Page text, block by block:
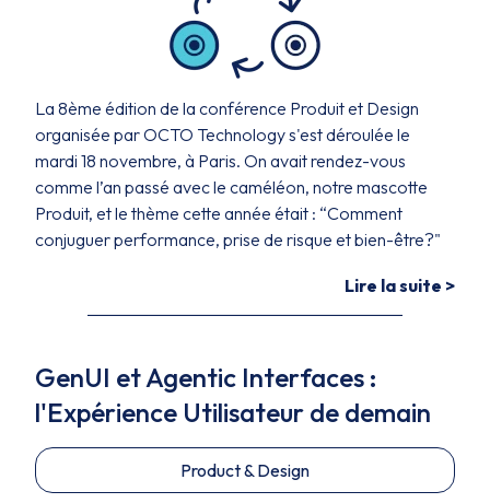
La 8ème édition de la conférence Produit et Design
organisée par OCTO Technology s'est déroulée le
mardi 18 novembre, à Paris. On avait rendez-vous
comme l’an passé avec le caméléon, notre mascotte
Produit, et le thème cette année était : “Comment
conjuguer performance, prise de risque et bien-être?"
Lire la suite >
GenUI et Agentic Interfaces :
l'Expérience Utilisateur de demain
Product & Design